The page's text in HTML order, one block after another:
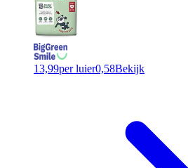
13,99per luier0,58Bekijk